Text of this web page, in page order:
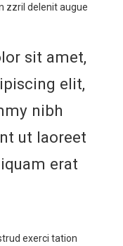
zzril delenit augue
sit amet,
elit,
nibh
ut laoreet
erat
exerci tation